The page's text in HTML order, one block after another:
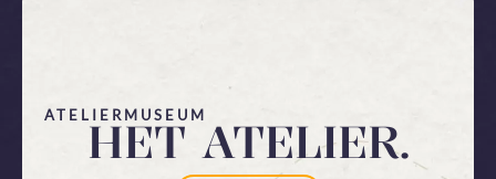
ATELIERMUSEUM
HET ATELIER.